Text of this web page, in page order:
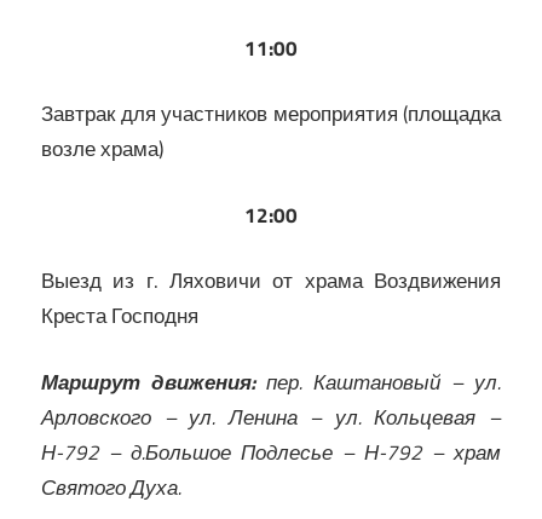
11:00
Завтрак для участников мероприятия (площадка
возле храма)
12:00
Выезд из г. Ляховичи от храма Воздвижения
Креста Господня
Маршрут движения: пер. Каштановый – ул.
Арловского – ул. Ленина – ул. Кольцевая –
Н-792 – д.Большое Подлесье – Н-792 – храм
Святого Духа.